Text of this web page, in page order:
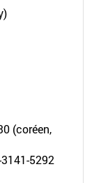
(coréen,
5292